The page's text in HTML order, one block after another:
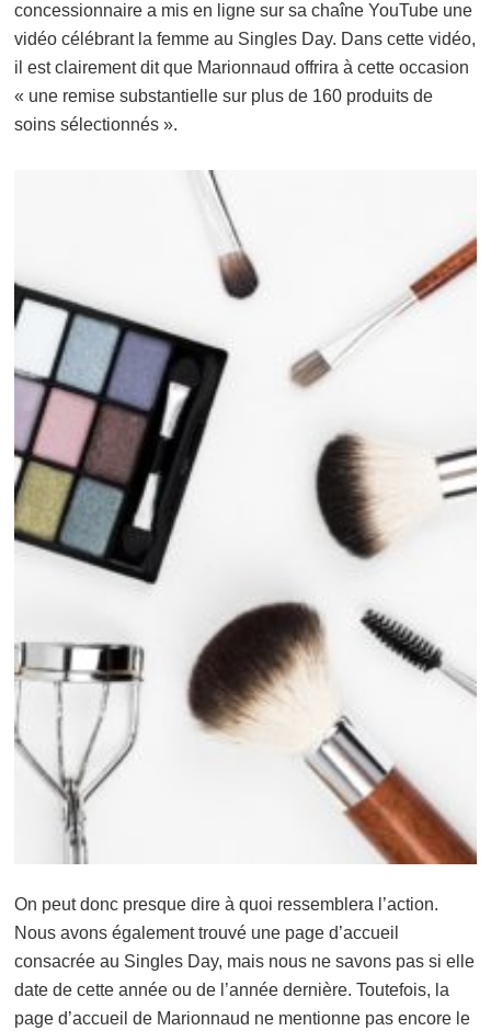
concessionnaire a mis en ligne sur sa chaîne YouTube une
vidéo célébrant la femme au Singles Day. Dans cette vidéo,
il est clairement dit que Marionnaud offrira à cette occasion
« une remise substantielle sur plus de 160 produits de
soins sélectionnés ».
On peut donc presque dire à quoi ressemblera l’action.
Nous avons également trouvé une page d’accueil
consacrée au Singles Day, mais nous ne savons pas si elle
date de cette année ou de l’année dernière. Toutefois, la
page d’accueil de Marionnaud ne mentionne pas encore le